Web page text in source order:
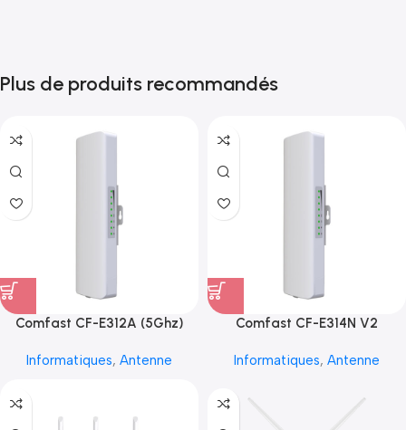
Plus de produits recommandés
Comfast CF-E312A (5Ghz)
Informatiques, Antenne
Comfast CF-E314N V2
Informatiques, Antenne